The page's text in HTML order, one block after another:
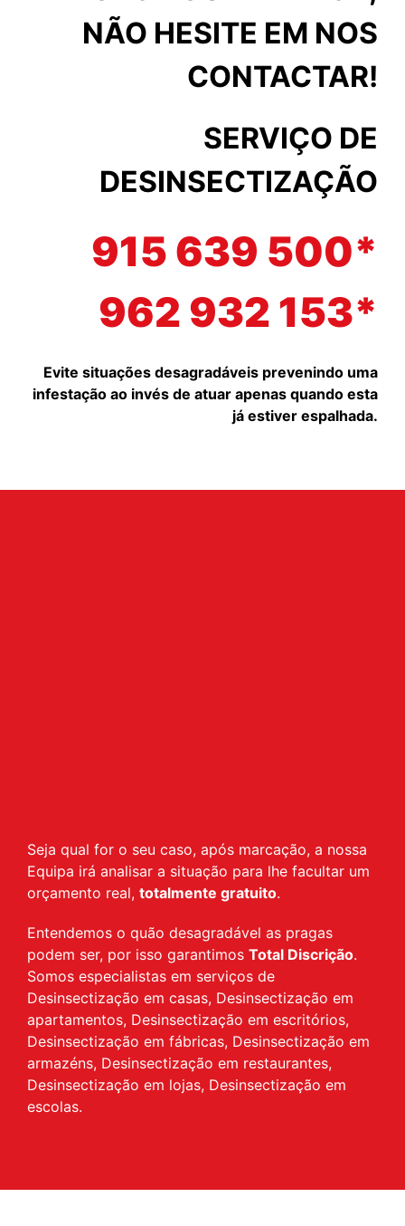
NÃO HESITE EM NOS
CONTACTAR!
SERVIÇO DE
DESINSECTIZAÇÃO
915 639 500*
962 932 153*
Evite situações desagradáveis prevenindo uma
infestação ao invés de atuar apenas quando esta
já estiver espalhada.
Seja qual for o seu caso, após marcação, a nossa
Equipa irá analisar a situação para lhe facultar um
orçamento real, totalmente gratuito.
Entendemos o quão desagradável as pragas
podem ser, por isso garantimos Total Discrição.
Somos especialistas em serviços de
Desinsectização em casas, Desinsectização em
apartamentos, Desinsectização em escritórios,
Desinsectização em fábricas, Desinsectização em
armazéns, Desinsectização em restaurantes,
Desinsectização em lojas, Desinsectização em
escolas.